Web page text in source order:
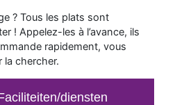
? Tous les plats sont
! Appelez-les à l’avance, ils
rapidement, vous
la chercher.
diensten